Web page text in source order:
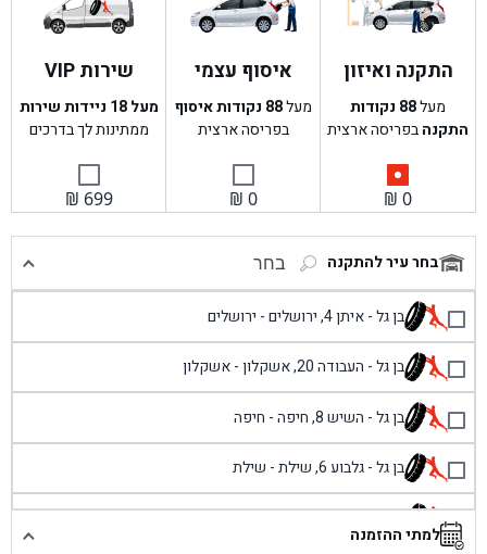
התקנה ואיזון
מעל88 נקודות
התקנהבפריסה ארצית
₪ 0
איסוף עצמי
מעל88 נקודות איסוף
בפריסה ארצית
₪ 0
שירות VIP
מעל 18 ניידות שירות
ממתינות לך בדרכים
₪ 699
בחר עיר להתקנה בחר
בן גל - איתן 4, ירושלים - ירושלים
בן גל - העבודה 20, אשקלון - אשקלון
בן גל - השיש 8, חיפה - חיפה
בן גל - גלבוע 6, שילת - שילת
בן גל - פוריידיס, כניסה צפונית מול כביש 4 - פרדיס
למתי ההזמנה